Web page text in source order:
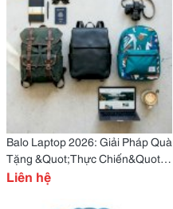
Balo Laptop 2026: Giải Pháp Quà
Tặng &Quot;Thực Chiến&Quot;
Nâng Tầm Vị Thế Doanh Nghiệp
Liên hệ